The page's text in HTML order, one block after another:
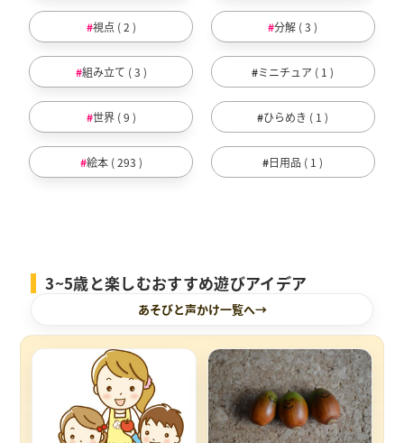
視点 ( 2 ) 分解 ( 3 )
組み立て ( 3 ) ミニチュア ( 1 )
世界 ( 9 ) ひらめき ( 1 )
絵本 ( 293 ) 日用品 ( 1 )
3~5歳と楽しむおすすめ遊びアイデア
あそびと声かけ一覧へ